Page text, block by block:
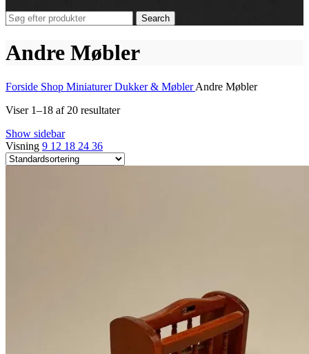
Search
Andre Møbler
Forside Shop MiniaturerDukker & MøblerAndre Møbler
Viser 1–18 af 20 resultater
Show sidebar
Visning 9 12 18 24 36